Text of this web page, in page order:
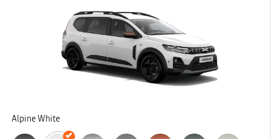
Alpine White